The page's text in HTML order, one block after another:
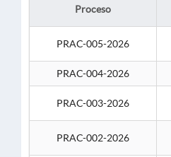
Proceso
PRAC-005-2026
PRAC-004-2026
PRAC-003-2026
PRAC-002-2026